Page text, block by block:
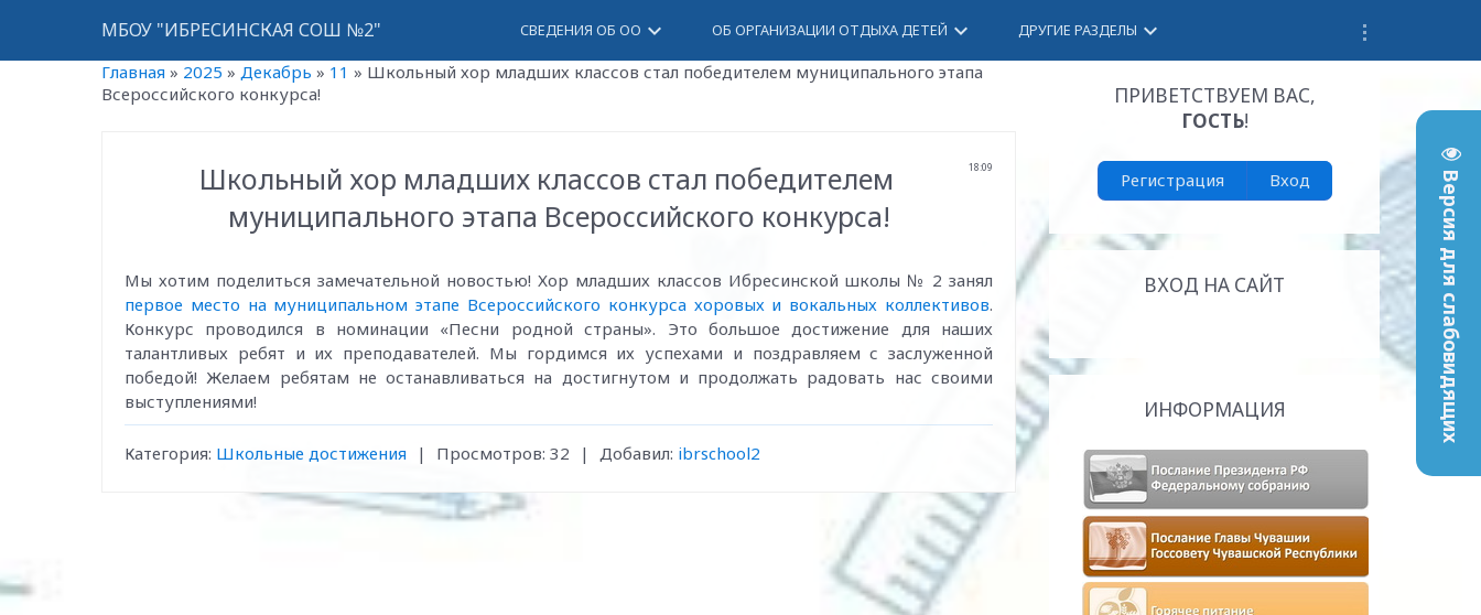
Версия для слабовидящих
МБОУ "ИБРЕСИНСКАЯ СОШ №2" СВЕДЕНИЯ ОБ ОО keyboard_arrow_down ОБ ОРГАНИЗАЦИИ ОТДЫХА ДЕТЕЙ keyboard_arrow_down ДРУГИЕ РАЗДЕЛЫ keyboard_arrow_down
Главная » 2025 » Декабрь » 11 » Школьный хор младших классов стал победителем муниципального этапа
Всероссийского конкурса!
18:09
Школьный хор младших классов стал победителем
муниципального этапа Всероссийского конкурса!
Мы хотим поделиться замечательной новостью! Хор младших классов Ибресинской школы № 2 занял
первое место на муниципальном этапе Всероссийского конкурса хоровых и вокальных коллективов.
Конкурс проводился в номинации «Песни родной страны». Это большое достижение для наших
талантливых ребят и их преподавателей. Мы гордимся их успехами и поздравляем с заслуженной
победой! Желаем ребятам не останавливаться на достигнутом и продолжать радовать нас своими
выступлениями!
Категория: Школьные достижения | Просмотров: 32 | Добавил: ibrschool2
ПРИВЕТСТВУЕМ ВАС,
ГОСТЬ!
Регистрация Вход
ВХОД НА САЙТ
ИНФОРМАЦИЯ